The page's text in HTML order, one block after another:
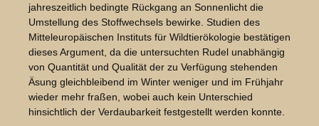
jahreszeitlich bedingte Rückgang an Sonnenlicht die
Umstellung des Stoffwechsels bewirke. Studien des
Mitteleuropäischen Instituts für Wildtierökologie bestätigen
dieses Argument, da die untersuchten Rudel unabhängig
von Quantität und Qualität der zu Verfügung stehenden
Äsung gleichbleibend im Winter weniger und im Frühjahr
wieder mehr fraßen, wobei auch kein Unterschied
hinsichtlich der Verdaubarkeit festgestellt werden konnte.